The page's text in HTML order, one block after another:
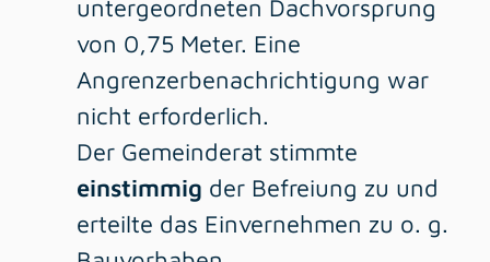
untergeordneten Dachvorsprung
von 0,75 Meter. Eine
Angrenzerbenachrichtigung war
nicht erforderlich.
Der Gemeinderat stimmte
einstimmig der Befreiung zu und
erteilte das Einvernehmen zu o. g.